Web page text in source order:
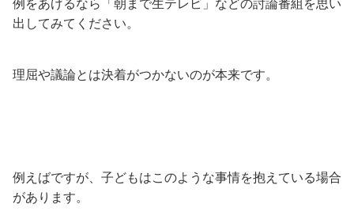
例をあげるなら「朝まで生テレビ」などの討論番組を思い
出してみてください。
理屈や議論とは決着がつかないのが本来です。
例えばですが、子どもはこのような事情を抱えている場合
があります。